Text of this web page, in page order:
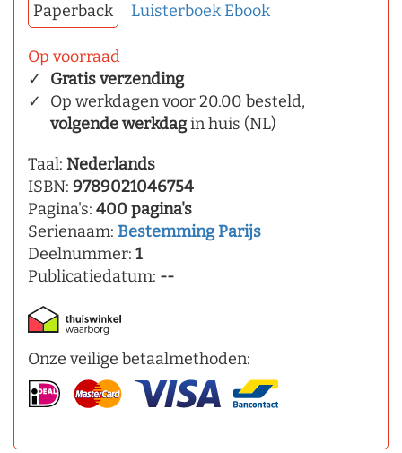
Paperback
Luisterboek Ebook
Op voorraad
Gratis verzending
Op werkdagen voor 20.00 besteld,
volgende werkdagin huis (NL)
Taal: Nederlands
ISBN: 9789021046754
Pagina's: 400 pagina's
Serienaam: Bestemming Parijs
Deelnummer: 1
Publicatiedatum: --
Onze veilige betaalmethoden: